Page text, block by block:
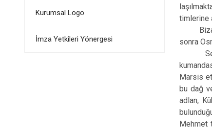
Kurumsal Logo
İmza Yetkileri Yönergesi
timlerine
Bizans
sonra
Marsis
bu dağ
adlan,
Mehmet